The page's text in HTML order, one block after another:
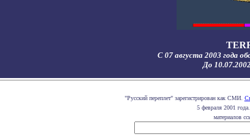
С 07 августа 2003 года
До
"Русский переплет" зарегистрирован как СМИ.
5 февраля 2001
материалов